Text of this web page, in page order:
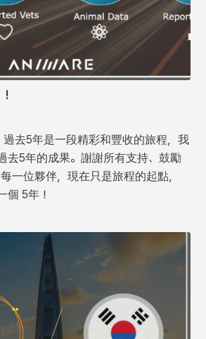
過去5年是一段精彩和豐收的旅程，我
去5年的成果。謝謝所有支持、鼓勵
一位夥伴，現在只是旅程的起點，
個 5年！